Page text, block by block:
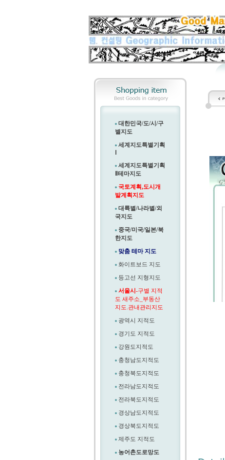
대한민국/도/시/구
별지도
세계지도특별기획
세계지도특별기획
테마지도
국토계획,도시개
발계획지도
대륙별/나라별/외
국지도
중국/미국/일본/북
한지도
맞춤 테마 지도
화이트보드 지도
등고선 지형지도
서울시 -구별 지적
도 새주소_부동산
지도.관내관리지도
광역시 지적도
경기도 지적도
강원도지적도
충청남도지적도
충청북도지적도
전라남도지적도
전라북도지적도
경상남도지적도
경상북도지적도
제주도 지적도
농어촌도로망도